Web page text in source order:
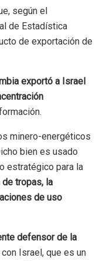
según el
de Estadística
de exportación de
exportó a Israel
minero-energéticos
bien es usado
estratégico para la
tropas, la
de uso
defensor de la
Israel, que es un